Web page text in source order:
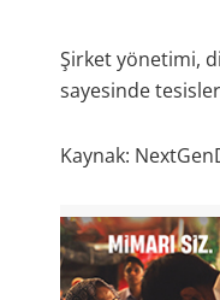
Şirket yönetimi,
sayesinde
Kaynak: